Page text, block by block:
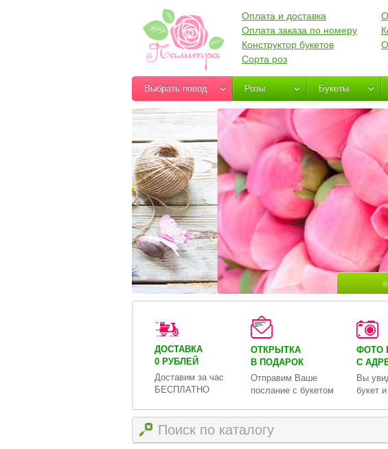
Оплата и доставка
Оплата заказа по номеру
Конструктор букетов
Сорта роз
Выбрать повод Розы Букеты
ДОСТАВКА
0 РУБЛЕЙ
Доставим за час
БЕСПЛАТНО
ОТКРЫТКА
В ПОДАРОК
Отправим Ваше
послание с букетом
ФОТО
С
Вы
букет